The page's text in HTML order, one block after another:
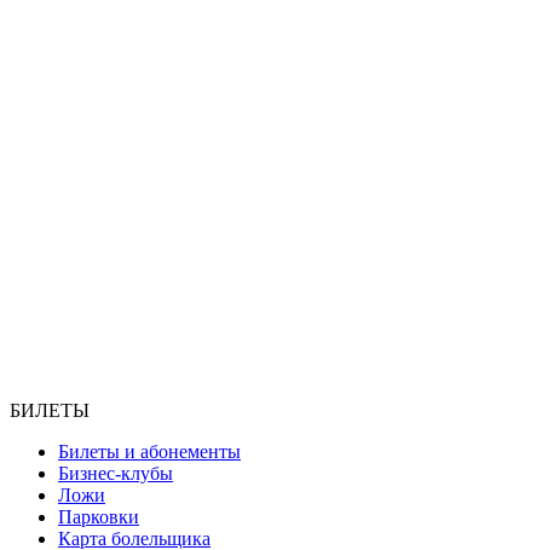
БИЛЕТЫ
Билеты и абонементы
Бизнес-клубы
Ложи
Парковки
Карта болельщика